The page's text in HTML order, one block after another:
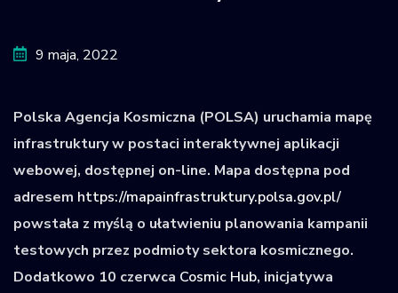
Obiektów
Kosmicznych
9 maja, 2022
Polska Agencja Kosmiczna (POLSA) uruchamia mapę
infrastruktury w postaci interaktywnej aplikacji
webowej, dostępnej on-line. Mapa dostępna pod
adresem https://mapainfrastruktury.polsa.gov.pl/
powstała z myślą o ułatwieniu planowania kampanii
testowych przez podmioty sektora kosmicznego.
Dodatkowo 10 czerwca Cosmic Hub, inicjatywa